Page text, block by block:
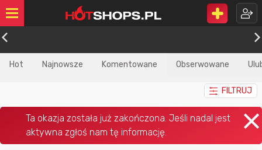
Hot Najnowsze Komentowane Obserwowane
FILTRUJ